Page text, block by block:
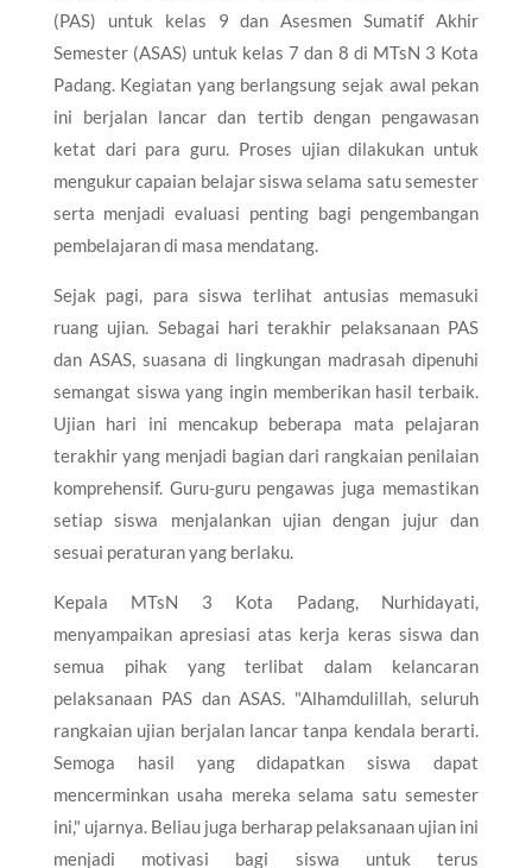
(PAS) untuk kelas 9 dan Asesmen Sumatif Akhir
Semester (ASAS) untuk kelas 7 dan 8 di MTsN 3 Kota
Padang. Kegiatan yang berlangsung sejak awal pekan
ini berjalan lancar dan tertib dengan pengawasan
ketat dari para guru. Proses ujian dilakukan untuk
mengukur capaian belajar siswa selama satu semester
serta menjadi evaluasi penting bagi pengembangan
pembelajaran di masa mendatang.
Sejak pagi, para siswa terlihat antusias memasuki
ruang ujian. Sebagai hari terakhir pelaksanaan PAS
dan ASAS, suasana di lingkungan madrasah dipenuhi
semangat siswa yang ingin memberikan hasil terbaik.
Ujian hari ini mencakup beberapa mata pelajaran
terakhir yang menjadi bagian dari rangkaian penilaian
komprehensif. Guru-guru pengawas juga memastikan
setiap siswa menjalankan ujian dengan jujur dan
sesuai peraturan yang berlaku.
Kepala MTsN 3 Kota Padang, Nurhidayati,
menyampaikan apresiasi atas kerja keras siswa dan
semua pihak yang terlibat dalam kelancaran
pelaksanaan PAS dan ASAS. "Alhamdulillah, seluruh
rangkaian ujian berjalan lancar tanpa kendala berarti.
Semoga hasil yang didapatkan siswa dapat
mencerminkan usaha mereka selama satu semester
ini," ujarnya. Beliau juga berharap pelaksanaan ujian ini
menjadi motivasi bagi siswa untuk terus